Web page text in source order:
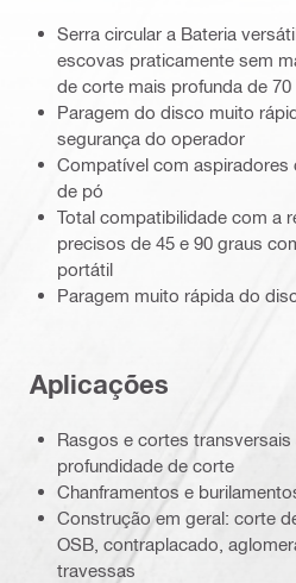
Serra circular a Bateria
escovas praticamente sem
de corte mais profunda de 70
Paragem do disco muito
segurança do operador
Compatível com aspiradores
de pó
Total compatibilidade com a
precisos de 45 e 90 graus
portátil
Paragem muito rápida do
Aplicações
Rasgos e cortes
profundidade de corte
Chanframentos e
Construção em geral: corte
OSB, contraplacado,
travessas